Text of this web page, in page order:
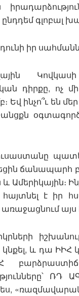
գլոբալ
իր
դիրքը, ոչ մի
Եվ ինչո՞ւ են
ճանապարհ
Ամերիկային։
է իր
այս
կնքել, և դա